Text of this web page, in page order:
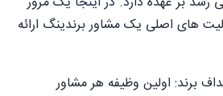
های اصلی یک مشاور برندینگ ارائه
برند: اولین وظیفه هر مشاور